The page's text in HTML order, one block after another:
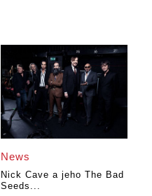
News
Nick Cave a jeho The Bad
Seeds...